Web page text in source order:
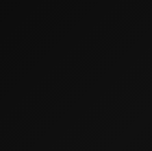
DERECHO